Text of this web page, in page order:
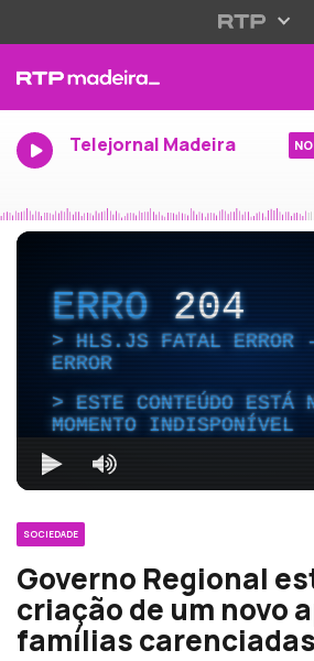
Telejornal Madeira
ERRO204
HLS.JS FATAL ERROR -
ERROR
ESTE CONTEÚDO ESTÁ
MOMENTO INDISPONÍVEL
SOCIEDADE
Governo Regional
criação de um novo
famílias